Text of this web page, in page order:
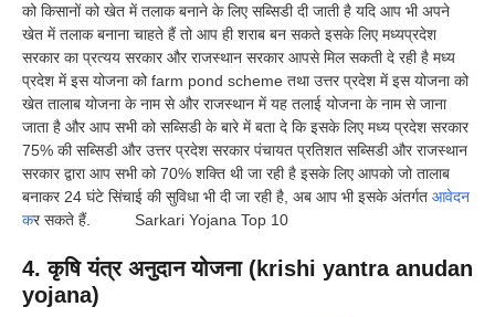
को किसानों को खेत में तलाक बनाने के लिए सब्सिडी दी जाती है यदि आप भी अपने
खेत में तलाक बनाना चाहते हैं तो आप ही शराब बन सकते इसके लिए मध्यप्रदेश
सरकार का प्रत्यय सरकार और राजस्थान सरकार आपसे मिल सकती दे रही है मध्य
प्रदेश में इस योजना को farm pond scheme तथा उत्तर प्रदेश में इस योजना को
खेत तालाब योजना के नाम से और राजस्थान में यह तलाई योजना के नाम से जाना
जाता है और आप सभी को सब्सिडी के बारे में बता दे कि इसके लिए मध्य प्रदेश सरकार
75% की सब्सिडी और उत्तर प्रदेश सरकार पंचायत प्रतिशत सब्सिडी और राजस्थान
सरकार द्वारा आप सभी को 70% शक्ति थी जा रही है इसके लिए आपको जो तालाब
बनाकर 24 घंटे सिंचाई की सुविधा भी दी जा रही है, अब आप भी इसके अंतर्गत आवेदन
कर सकते हैं. Sarkari Yojana Top 10
4. कृषि यंत्र अनुदान योजना (krishi yantra anudan
yojana)